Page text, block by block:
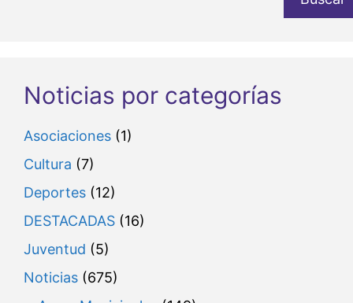
Noticias por categorías
Asociaciones (1)
Cultura (7)
Deportes (12)
DESTACADAS (16)
Juventud (5)
Noticias (675)